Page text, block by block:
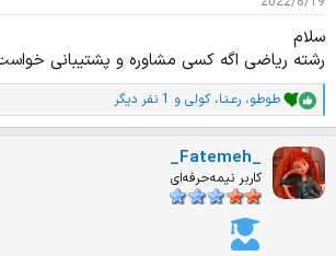
سلام
رشته ریاضی اگه کسی مشاوره و پشتیبانی
ا
م
ت
ی
ا
ز
طوطو، رعـنـا، کولی و 1 نفر دیگر
_Fatemeh_
کاربر نیمه‌حرفه‌ای